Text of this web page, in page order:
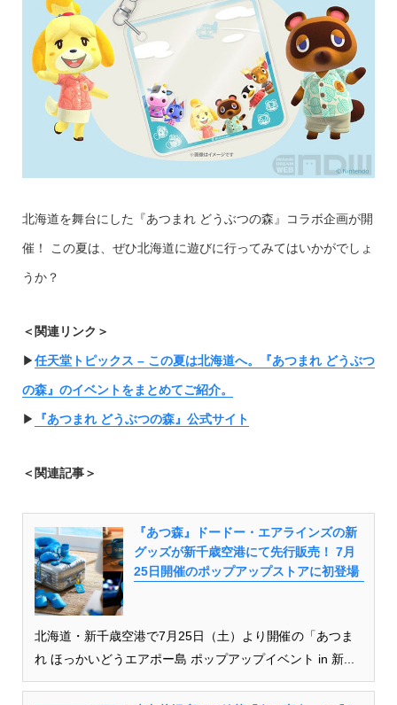
北海道を舞台にした『あつまれ どうぶつの森』コラボ企画が開
催！ この夏は、ぜひ北海道に遊びに行ってみてはいかがでしょ
うか？
＜関連リンク＞
▶︎任天堂トピックス – この夏は北海道へ。『あつまれ どうぶつ
の森』のイベントをまとめてご紹介。
▶︎ 『あつまれ どうぶつの森』公式サイト
＜関連記事＞
『あつ森』ドードー・エアラインズの新
グッズが新千歳空港にて先行販売！ 7月
25日開催のポップアップストアに初登場
北海道・新千歳空港で7月25日（土）より開催の「あつま
れ ほっかいどうエアポー島 ポップアップイベント in 新...